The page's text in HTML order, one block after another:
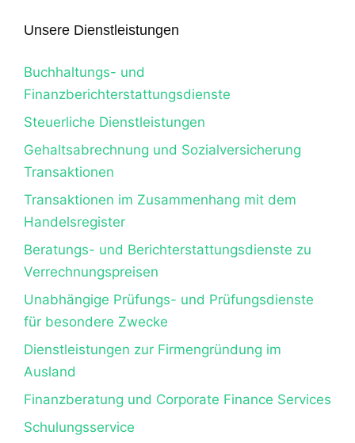
Unsere Dienstleistungen
Buchhaltungs- und
Finanzberichterstattungsdienste
Steuerliche Dienstleistungen
Gehaltsabrechnung und Sozialversicherung
Transaktionen
Transaktionen im Zusammenhang mit dem
Handelsregister
Beratungs- und Berichterstattungsdienste zu
Verrechnungspreisen
Unabhängige Prüfungs- und Prüfungsdienste
für besondere Zwecke
Dienstleistungen zur Firmengründung im
Ausland
Finanzberatung und Corporate Finance Services
Schulungsservice